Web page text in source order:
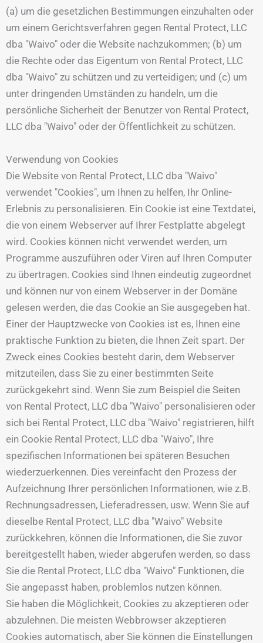
(a) um die gesetzlichen Bestimmungen einzuhalten oder
um einem Gerichtsverfahren gegen Rental Protect, LLC
dba "Waivo" oder die Website nachzukommen; (b) um
die Rechte oder das Eigentum von Rental Protect, LLC
dba "Waivo" zu schützen und zu verteidigen; und (c) um
unter dringenden Umständen zu handeln, um die
persönliche Sicherheit der Benutzer von Rental Protect,
LLC dba "Waivo" oder der Öffentlichkeit zu schützen.
Verwendung von Cookies
Die Website von Rental Protect, LLC dba "Waivo"
verwendet "Cookies", um Ihnen zu helfen, Ihr Online-
Erlebnis zu personalisieren. Ein Cookie ist eine Textdatei,
die von einem Webserver auf Ihrer Festplatte abgelegt
wird. Cookies können nicht verwendet werden, um
Programme auszuführen oder Viren auf Ihren Computer
zu übertragen. Cookies sind Ihnen eindeutig zugeordnet
und können nur von einem Webserver in der Domäne
gelesen werden, die das Cookie an Sie ausgegeben hat.
Einer der Hauptzwecke von Cookies ist es, Ihnen eine
praktische Funktion zu bieten, die Ihnen Zeit spart. Der
Zweck eines Cookies besteht darin, dem Webserver
mitzuteilen, dass Sie zu einer bestimmten Seite
zurückgekehrt sind. Wenn Sie zum Beispiel die Seiten
von Rental Protect, LLC dba "Waivo" personalisieren oder
sich bei Rental Protect, LLC dba "Waivo" registrieren, hilft
ein Cookie Rental Protect, LLC dba "Waivo", Ihre
spezifischen Informationen bei späteren Besuchen
wiederzuerkennen. Dies vereinfacht den Prozess der
Aufzeichnung Ihrer persönlichen Informationen, wie z.B.
Rechnungsadressen, Lieferadressen, usw. Wenn Sie auf
dieselbe Rental Protect, LLC dba "Waivo" Website
zurückkehren, können die Informationen, die Sie zuvor
bereitgestellt haben, wieder abgerufen werden, so dass
Sie die Rental Protect, LLC dba "Waivo" Funktionen, die
Sie angepasst haben, problemlos nutzen können.
Sie haben die Möglichkeit, Cookies zu akzeptieren oder
abzulehnen. Die meisten Webbrowser akzeptieren
Cookies automatisch, aber Sie können die Einstellungen